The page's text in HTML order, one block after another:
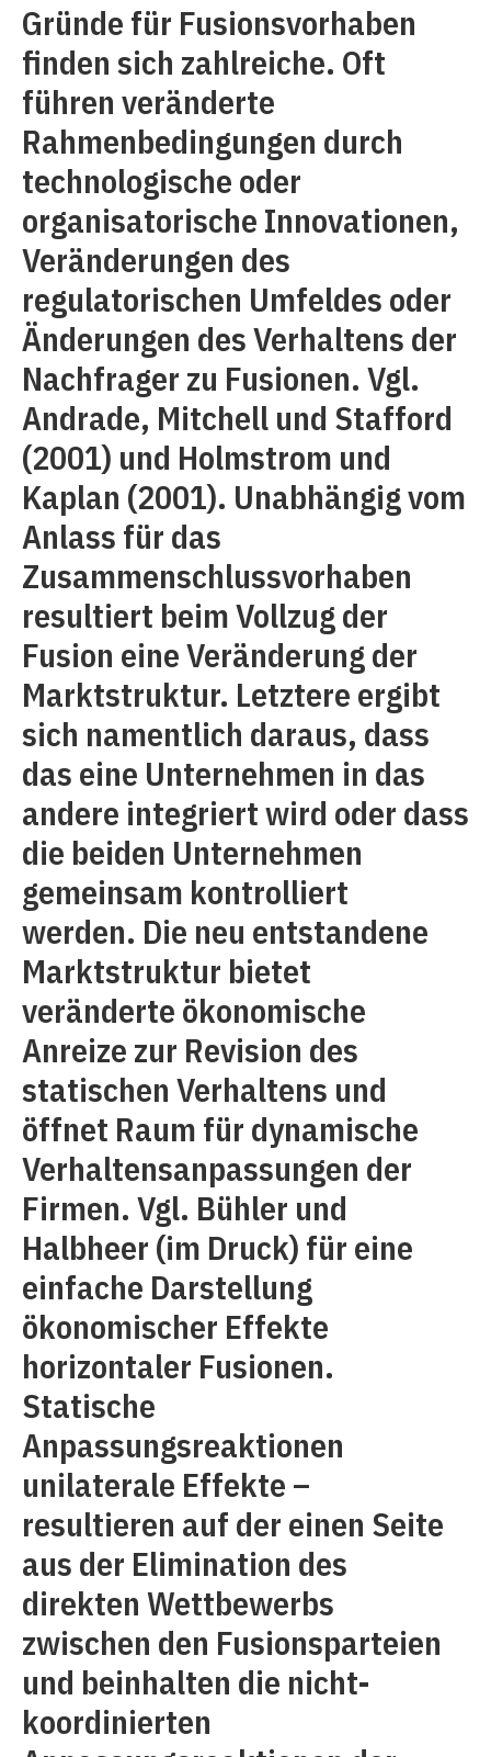
Gründe für Fusionsvorhaben
finden sich zahlreiche. Oft
führen veränderte
Rahmenbedingungen durch
technologische oder
organisatorische Innovationen,
Veränderungen des
regulatorischen Umfeldes oder
Änderungen des Verhaltens der
Nachfrager zu Fusionen. Vgl.
Andrade, Mitchell und Stafford
(2001) und Holmstrom und
Kaplan (2001). Unabhängig vom
Anlass für das
Zusammenschlussvorhaben
resultiert beim Vollzug der
Fusion eine Veränderung der
Marktstruktur. Letztere ergibt
sich namentlich daraus, dass
das eine Unternehmen in das
andere integriert wird oder dass
die beiden Unternehmen
gemeinsam kontrolliert
werden. Die neu entstandene
Marktstruktur bietet
veränderte ökonomische
Anreize zur Revision des
statischen Verhaltens und
öffnet Raum für dynamische
Verhaltensanpassungen der
Firmen. Vgl. Bühler und
Halbheer (im Druck) für eine
einfache Darstellung
ökonomischer Effekte
horizontaler Fusionen.
Statische
Anpassungsreaktionen
unilaterale Effekte –
resultieren auf der einen Seite
aus der Elimination des
direkten Wettbewerbs
zwischen den Fusionsparteien
und beinhalten die nicht-
koordinierten